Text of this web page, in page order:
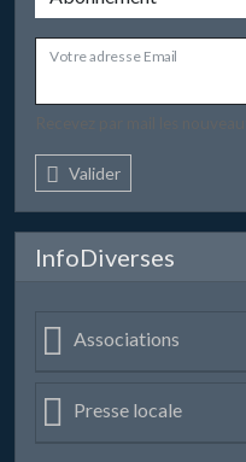
Votre adresse Email
Valider
InfoDiverses
Associations
Presse locale